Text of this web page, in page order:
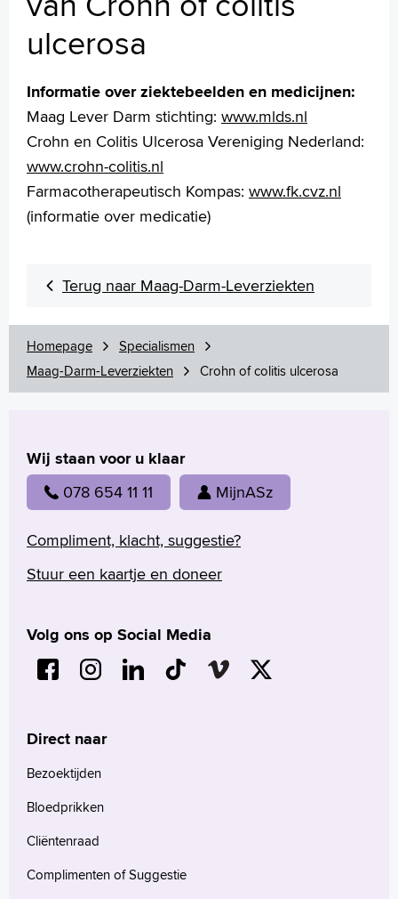
Wachttijden
Homepage
Praktische informatie
Specialismen
Werken en leren
Tekstgrootte A+
Voorleesfunctie
Language
Polski
Türkçe
ulcerosa
Informatie over ziektebeelden en medicijnen:
Maag Lever Darm stichting: www.mlds.nl
Crohn en Colitis Ulcerosa Vereniging Nederland:
www.crohn-colitis.nl
Farmacotherapeutisch Kompas: www.fk.cvz.nl
(informatie over medicatie)
Terug naar Maag-Darm-Leverziekten
Homepage
Specialismen
Maag-Darm-Leverziekten
Crohn of colitis ulcerosa
Wij staan voor u klaar
078 654 11 11 MijnASz
Compliment, klacht, suggestie?
Stuur een kaartje en doneer
Volg ons op Social Media
Direct naar
Bezoektijden
Bloedprikken
Cliëntenraad
Complimenten of Suggestie